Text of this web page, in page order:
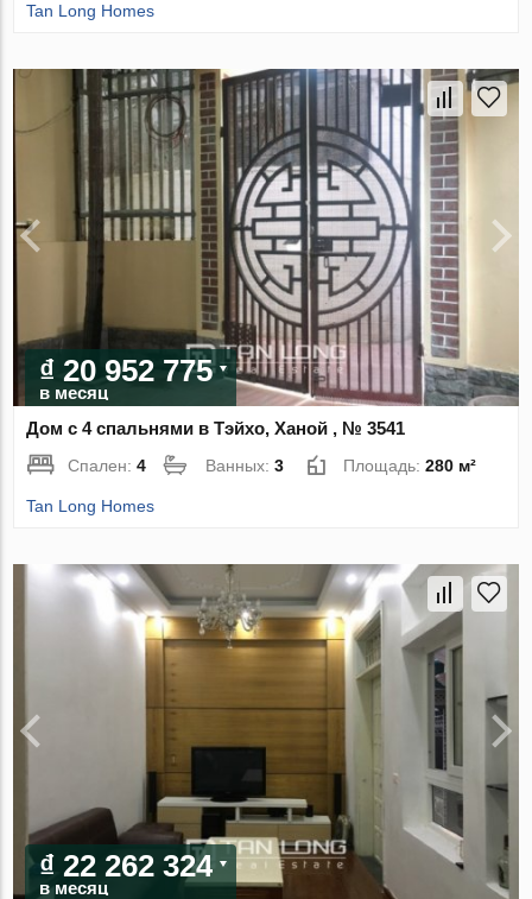
Tan Long Homes
₫ 20 952 775
в месяц
Дом с 4 спальнями в Тэйхо, Ханой , № 3541
Спален:4 Ванных:3 Площадь:280 м²
Tan Long Homes
₫ 22 262 324
в месяц